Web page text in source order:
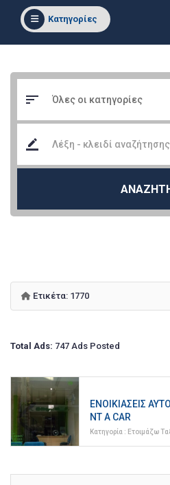
Κατηγορίες
Ετικέτα: 1770
Total Ads: 747 Ads Posted
ΕΝΟΙΚΙΆΣΕΙΣ
NT A CAR
Κατηγορία : Ετοιμάζω